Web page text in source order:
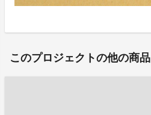
このプロジェクトの他の商品